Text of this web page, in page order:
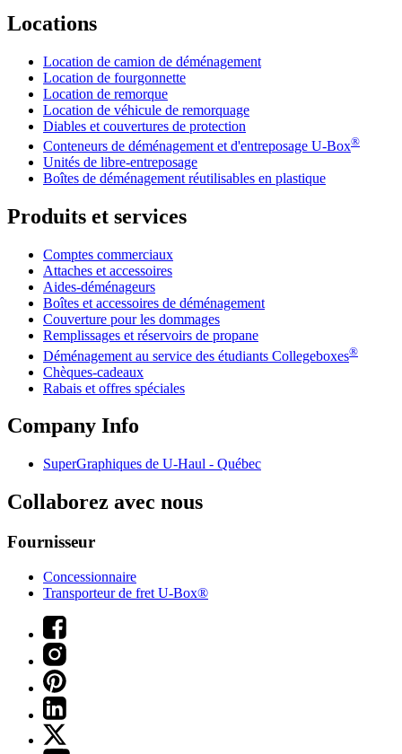
Locations
Location de camion de déménagement
Location de fourgonnette
Location de remorque
Location de véhicule de remorquage
Diables et couvertures de protection
Conteneurs de déménagement et d'entreposage U-Box®
Unités de libre-entreposage
Boîtes de déménagement réutilisables en plastique
Produits et services
Comptes commerciaux
Attaches et accessoires
Aides-déménageurs
Boîtes et accessoires de déménagement
Couverture pour les dommages
Remplissages et réservoirs de propane
Déménagement au service des étudiants Collegeboxes®
Chèques-cadeaux
Rabais et offres spéciales
Company Info
SuperGraphiques de U-Haul - Québec
Collaborez avec nous
Fournisseur
Concessionnaire
Transporteur de fret U-Box®